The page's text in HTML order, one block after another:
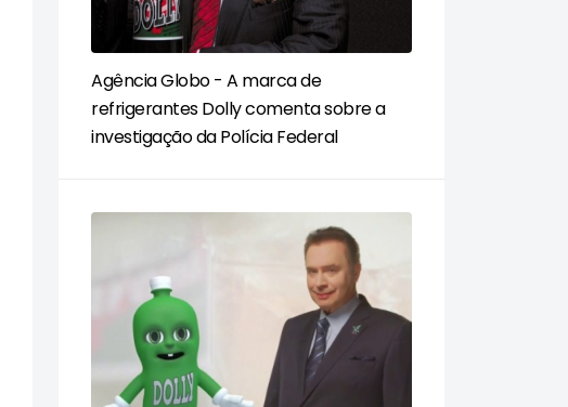
Agência Globo - A marca de
refrigerantes Dolly comenta sobre a
investigação da Polícia Federal